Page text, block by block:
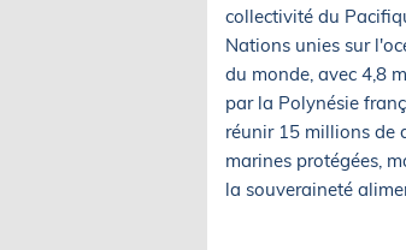
collectivité du
Nations unies sur
du monde, avec 4,8
par la Polynésie
réunir 15 millions de
marines protégées,
la souveraineté